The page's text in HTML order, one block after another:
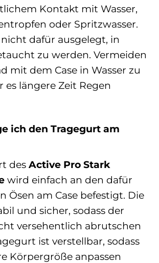
Kontakt mit Wasser,
oder Spritzwasser.
dafür ausgelegt, in
zu werden. Vermeiden
mit dem Case in Wasser zu
es längere Zeit Regen
ich den Tragegurt am
des Active Pro Stark
wird einfach an den dafür
Ösen am Case befestigt. Die
und sicher, sodass der
versehentlich abrutschen
ist verstellbar, sodass
Körpergröße anpassen